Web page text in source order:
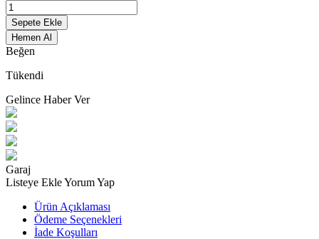
Sepete Ekle
Hemen Al
Beğen
Tükendi
Gelince Haber Ver
Garaj
Listeye EkleYorum Yap
Ürün Açıklaması
Ödeme Seçenekleri
İade Koşulları